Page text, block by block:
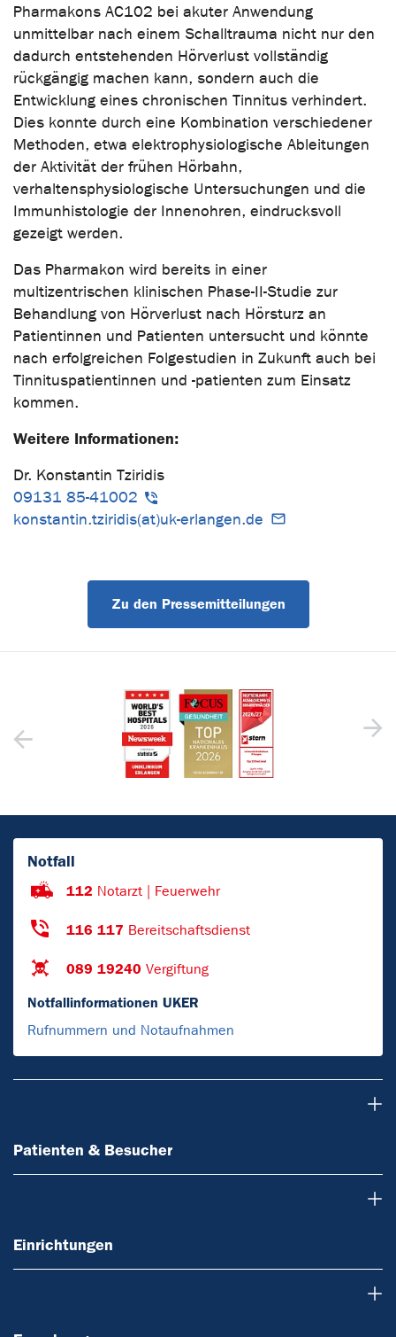
Pharmakons AC102 bei akuter Anwendung
unmittelbar nach einem Schalltrauma nicht nur den
dadurch entstehenden Hörverlust vollständig
rückgängig machen kann, sondern auch die
Entwicklung eines chronischen Tinnitus verhindert.
Dies konnte durch eine Kombination verschiedener
Methoden, etwa elektrophysiologische Ableitungen
der Aktivität der frühen Hörbahn,
verhaltensphysiologische Untersuchungen und die
Immunhistologie der Innenohren, eindrucksvoll
gezeigt werden.
Das Pharmakon wird bereits in einer
multizentrischen klinischen Phase-II-Studie zur
Behandlung von Hörverlust nach Hörsturz an
Patientinnen und Patienten untersucht und könnte
nach erfolgreichen Folgestudien in Zukunft auch bei
Tinnituspatientinnen und -patienten zum Einsatz
kommen.
Weitere Informationen:
Dr. Konstantin Tziridis
09131 85-41002
konstantin.tziridis(at)uk-erlangen.de
Zu den Pressemitteilungen
Notfall
112 Notarzt | Feuerwehr
116 117 Bereitschaftsdienst
089 19240 Vergiftung
Notfallinformationen UKER
Rufnummern und Notaufnahmen
Patienten & Besucher
Einrichtungen